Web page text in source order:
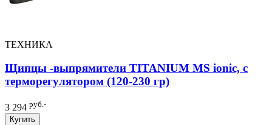
ТЕХНИКА
Щипцы -выпрямители TITANIUM MS ionic, c
терморегулятором (120-230 гр)
3 294 руб.-
Купить